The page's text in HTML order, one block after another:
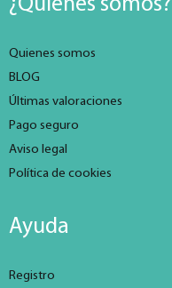
¿Quiénes somos?
Quienes somos
BLOG
Últimas valoraciones
Pago seguro
Aviso legal
Política de cookies
Ayuda
Registro